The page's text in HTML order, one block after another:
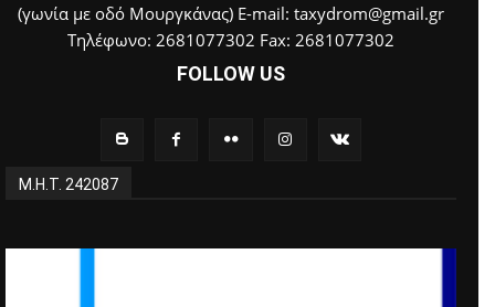
(γωνία με οδό Μουργκάνας) E-mail: taxydrom@gmail.gr
Τηλέφωνο: 2681077302 Fax: 2681077302
FOLLOW US
Μ.Η.Τ. 242087